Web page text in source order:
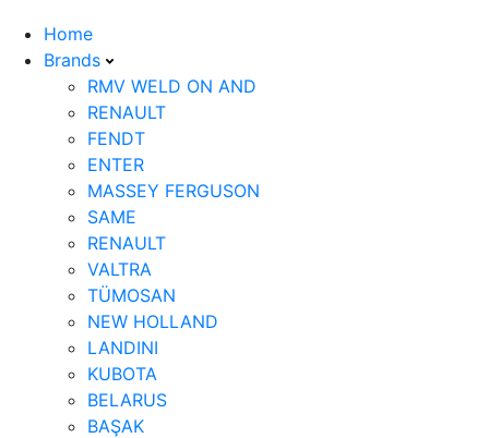
Home
Brands
RMV WELD ON AND
RENAULT
FENDT
ENTER
MASSEY FERGUSON
SAME
RENAULT
VALTRA
TÜMOSAN
NEW HOLLAND
LANDINI
KUBOTA
BELARUS
BAŞAK